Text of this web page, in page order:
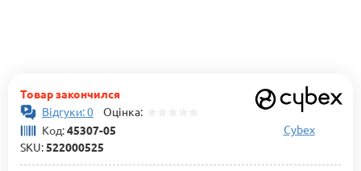
Товар закончился
Відгуки: 0 Оцінка:
Код:45307-05
SKU:522000525
Cybex